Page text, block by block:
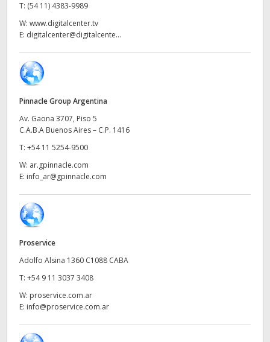
Japan
Malaysia
Netherlands
New Zealand
Norway
Portugal
Singapore
South Africa
España
T: (54 11) 4383-9989
W: www.digitalcenter.tv
E: digitalcenter@digitalcente...
Pinnacle Group Argentina
Av. Gaona 3707, Piso 5
C.A.B.A Buenos Aires – C.P. 1416
T: +54 11 5254-9500
W: ar.gpinnacle.com
E: info_ar@gpinnacle.com
Proservice
Adolfo Alsina 1360 C1088 CABA
T: +54 9 11 3037 3408
W: proservice.com.ar
E: info@proservice.com.ar